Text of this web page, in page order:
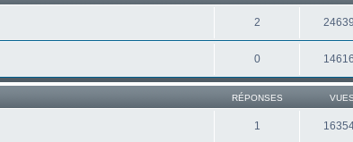
2
0
RÉPONSES VUES
1